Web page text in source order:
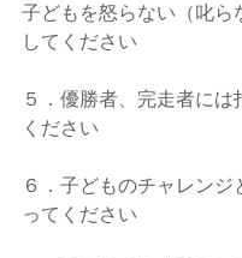
子どもを怒らない（叱ら
してください
５．優勝者、完走者には
ください
６．子どものチャレンジ
ってください